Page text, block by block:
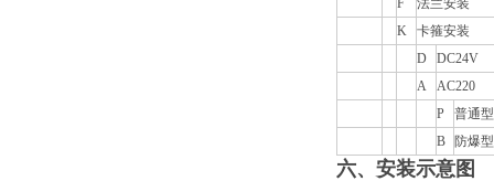
F
法兰安装
K
卡箍安装
D
DC24V
A
AC220
P
普通型
B
防爆型
六、安装示意图